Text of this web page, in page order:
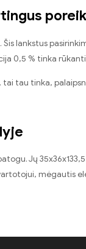
lankstus
0,5 % tinka
tau tinka,
Jų
mėgautis